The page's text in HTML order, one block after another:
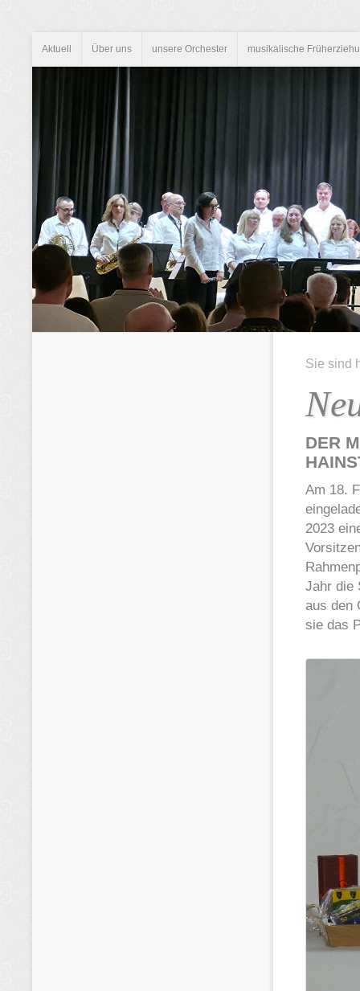
Aktuell Über uns unsere Orchester musikalische
Sie sind
DER
Am 18.
2023
Jahr die
aus den
sie das